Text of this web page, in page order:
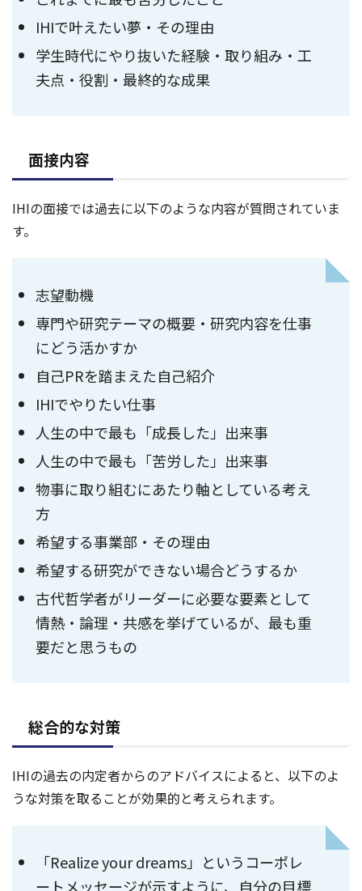
IHIで叶えたい夢・その理由
学生時代にやり抜いた経験・取り組み・工
夫点・役割・最終的な成果
面接内容
IHIの面接では過去に以下のような内容が質問されていま
す。
志望動機
専門や研究テーマの概要・研究内容を仕事
にどう活かすか
自己PRを踏まえた自己紹介
IHIでやりたい仕事
人生の中で最も「成長した」出来事
人生の中で最も「苦労した」出来事
物事に取り組むにあたり軸としている考え
方
希望する事業部・その理由
希望する研究ができない場合どうするか
古代哲学者がリーダーに必要な要素として
情熱・論理・共感を挙げているが、最も重
要だと思うもの
総合的な対策
IHIの過去の内定者からのアドバイスによると、以下のよ
うな対策を取ることが効果的と考えられます。
「Realize your dreams」というコーポレ
ートメッセージが示すように、自分の目標